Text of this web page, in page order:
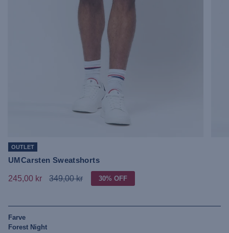
OUTLET
UMCarsten Sweatshorts
245,00 kr 349,00 kr 30% OFF
Farve
Forest Night